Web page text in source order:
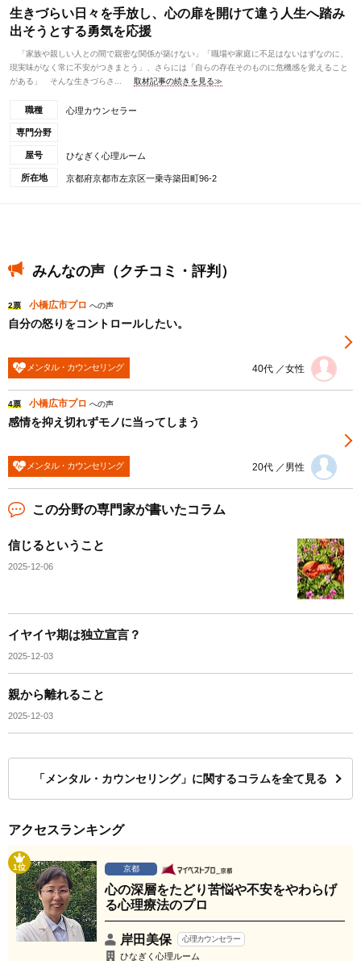
生きづらい日々を手放し、心の扉を開けて違う人生へ踏み
出そうとする勇気を応援
「家族や親しい人との間で親密な関係が築けない」「職場や家庭に不足はないはずなのに、
現実味がなく常に不安がつきまとう」、さらには「自らの存在そのものに危機感を覚えること
がある」 そんな生きづらさ...
取材記事の続きを見る≫
職種 心理カウンセラー
専門分野
屋号 ひなぎく心理ルーム
所在地 京都府京都市左京区一乗寺築田町96-2
みんなの声（クチコミ・評判）
2票 小橋広市プロ への声
自分の怒りをコントロールしたい。
メンタル・カウンセリング 40代 ／女性
4票 小橋広市プロ への声
感情を抑え切れずモノに当ってしまう
メンタル・カウンセリング 20代 ／男性
この分野の専門家が書いたコラム
信じるということ
2025-12-06
イヤイヤ期は独立宣言？
2025-12-03
親から離れること
2025-12-03
「メンタル・カウンセリング」に関するコラムを全て見る
アクセスランキング
1位 京都
心の深層をたどり苦悩や不安をやわらげ
る心理療法のプロ
岸田美保 心理カウンセラー
ひなぎく心理ルーム